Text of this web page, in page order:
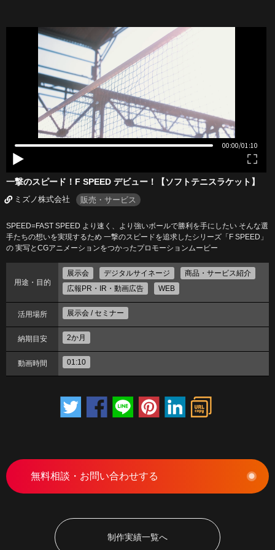
一撃のスピード！F SPEED デビュー！【ソフトテニスラケット】
ミズノ株式会社 販売・サービス
SPEED=FAST SPEED より速く、より強いボールで勝利を手にしたい そんな選
手たちの想いを実現するため 一撃のスピードを追求したシリーズ「F SPEED」
の 実写とCGアニメーションをつかったプロモーションムービー
用途・目的
展示会 デジタルサイネージ
商品・サービス紹介
広報PR・IR・動画広告
WEB
活用場所 展示会 / セミナー
納期目安 2か月
動画時間 01:10
無料相談・お問い合わせする
制作実績一覧へ